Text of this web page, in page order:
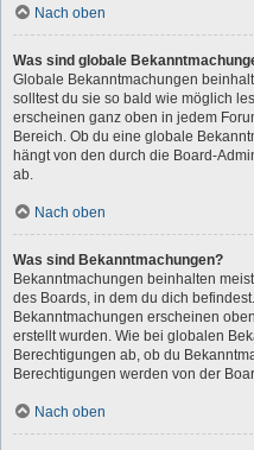
Nach oben
Was sind globale
Globale Bekanntmachungen
solltest du sie so bald wie möglich
erscheinen ganz oben in jedem
Bereich. Ob du eine globale
hängt von den durch die Board-
ab.
Nach oben
Was sind Bekanntmachungen?
Bekanntmachungen beinhalten
des Boards, in dem du dich
Bekanntmachungen erscheinen
erstellt wurden. Wie bei globalen
Berechtigungen ab, ob du
Berechtigungen werden von der
Nach oben